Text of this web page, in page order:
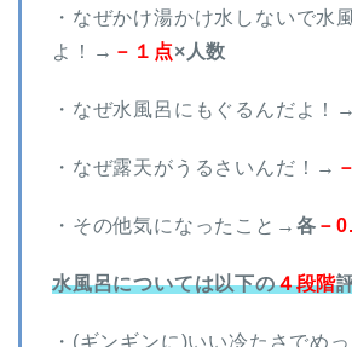
・なぜかけ湯かけ水しないで水
よ！→ －１点×人数
・なぜ水風呂にもぐるんだよ！→
・なぜ露天がうるさいんだ！→
・その他気になったこと→ 各 －
水風呂については以下の４段階
・(ギンギンに)いい冷たさでめ